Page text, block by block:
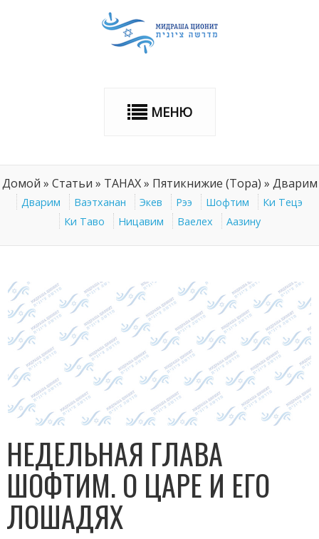
МЕНЮ
Домой » Статьи » ТАНАХ» Пятикнижие (Тора) » Дварим
Дварим Ваэтханан Экев Рээ Шофтим
Ки Тецэ
Ки Таво
Ницавим Ваелех Аазину
НЕДЕЛЬНАЯ ГЛАВА
ШОФТИМ. О ЦАРЕ И ЕГО
ЛОШАДЯХ